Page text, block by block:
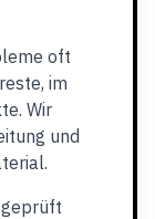
oft
im
Wir
und